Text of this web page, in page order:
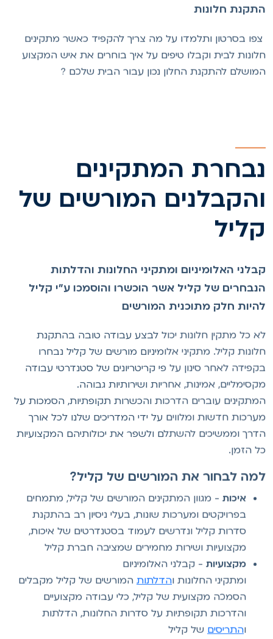
חלונות
בסרטון ותלמדו על מה צריך להקפיד כאשר מתקינים
לבית וקבלו טיפים על איך בוחרים את איש המקצוע
להתקנת החלון נכון עבור הבית שלכם ?
המתקינים
המורשים של
האלומיניום ומתקיני החלונות והדלתות
של קליל אשר הוכשרו והוסמכו ע"י קליל
חלק מתוכנית המורשים
כל מתקין חלונות יכול לבצע עבודה טובה בהתקנת
קליל. מתקיני אלומיניום מורשים של קליל נבחרו
לאחר סינון על פי קריטריונים של סטנדרטי עבודה
אמינות, אחריות ושירותיות גבוהה.
עוברים הדרכות והכשרות תקופתיות, הסמכות על
חדשות ומלווים על ידי המדריכים שלנו לכל אורך
וממשיכים להשתלם ולשפר את יכולותיהם המקצועיות
הזמן.
לבחור את המורשים של קליל?
איכות- מגוון המתקינים המורשים של קליל, מתמחים
בפרויקטים ומערכות שונות, בעלי ניסיון רב בהתקנת
סדרות קליל ונדרשים לעמוד בסטנדרטים של איכות,
מקצועיות ושירות מחמירים שמציבה חברת קליל
מקצועיות- קבלני האלומיניום
ומתקיני החלונות והדלתותהמורשים של קליל מקבלים
הסמכה מקצועית של קליל, כלי עבודה מקצועיים
והדרכות תקופתיות על סדרות החלונות, הדלתות
התריסיםשל קליל